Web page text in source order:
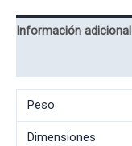
cantidad
Información adicional
Peso
Dimensiones